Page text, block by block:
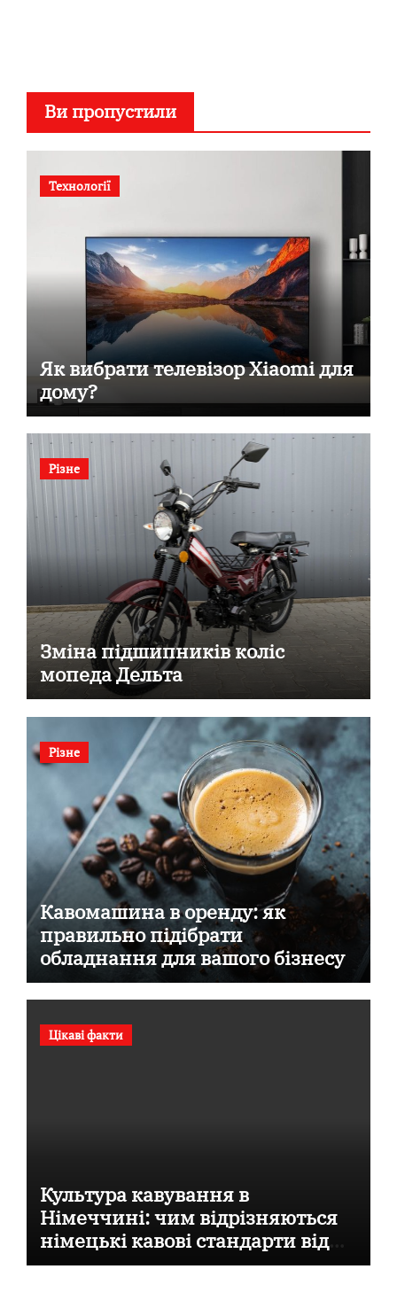
Ви пропустили
Технології
Як вибрати телевізор Xiaomi для
дому?
Різне
Зміна підшипників коліс
мопеда Дельта
Різне
Кавомашина в оренду: як
правильно підібрати
обладнання для вашого бізнесу
Цікаві факти
Культура кавування в
Німеччині: чим відрізняються
німецькі кавові стандарти від
італійських